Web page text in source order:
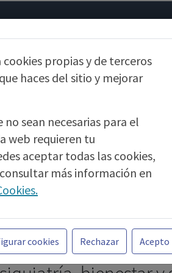
propias y de terceros
haces del sitio y mejorar
sean necesarias para el
web requieren tu
aceptar todas las cookies,
más información en
en la Página Web está
del mercado español y, por
sanitarios legalmente
o dispensar
cookies Rechazar Acepto
PUBLICIDAD